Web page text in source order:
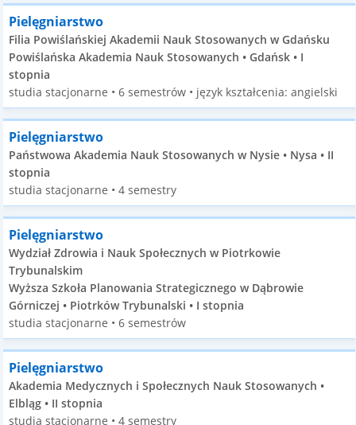
Pielęgniarstwo
Filia Powiślańskiej Akademii Nauk Stosowanych w Gdańsku
Powiślańska Akademia Nauk Stosowanych • Gdańsk • I
stopnia
studia stacjonarne • 6 semestrów • język kształcenia: angielski
Pielęgniarstwo
Państwowa Akademia Nauk Stosowanych w Nysie • Nysa • II
stopnia
studia stacjonarne • 4 semestry
Pielęgniarstwo
Wydział Zdrowia i Nauk Społecznych w Piotrkowie
Trybunalskim
Wyższa Szkoła Planowania Strategicznego w Dąbrowie
Górniczej • Piotrków Trybunalski • I stopnia
studia stacjonarne • 6 semestrów
Pielęgniarstwo
Akademia Medycznych i Społecznych Nauk Stosowanych •
Elbląg • II stopnia
studia stacjonarne • 4 semestry